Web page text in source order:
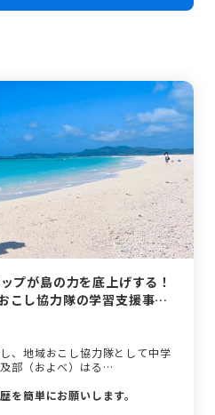
プが島の力を底上げする！
こし協力隊の学習支援事業
、地域おこし協力隊として中学
部（およべ）はる…
簡単にお願いします。